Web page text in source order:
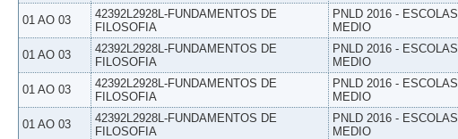
01 AO 03
42392L2928L-FUNDAMENTOS DE
FILOSOFIA
PNLD 2016 -
MEDIO
01 AO 03
42392L2928L-FUNDAMENTOS DE
FILOSOFIA
PNLD 2016 -
MEDIO
01 AO 03
42392L2928L-FUNDAMENTOS DE
FILOSOFIA
PNLD 2016 -
MEDIO
01 AO 03
42392L2928L-FUNDAMENTOS DE
FILOSOFIA
PNLD 2016 -
MEDIO